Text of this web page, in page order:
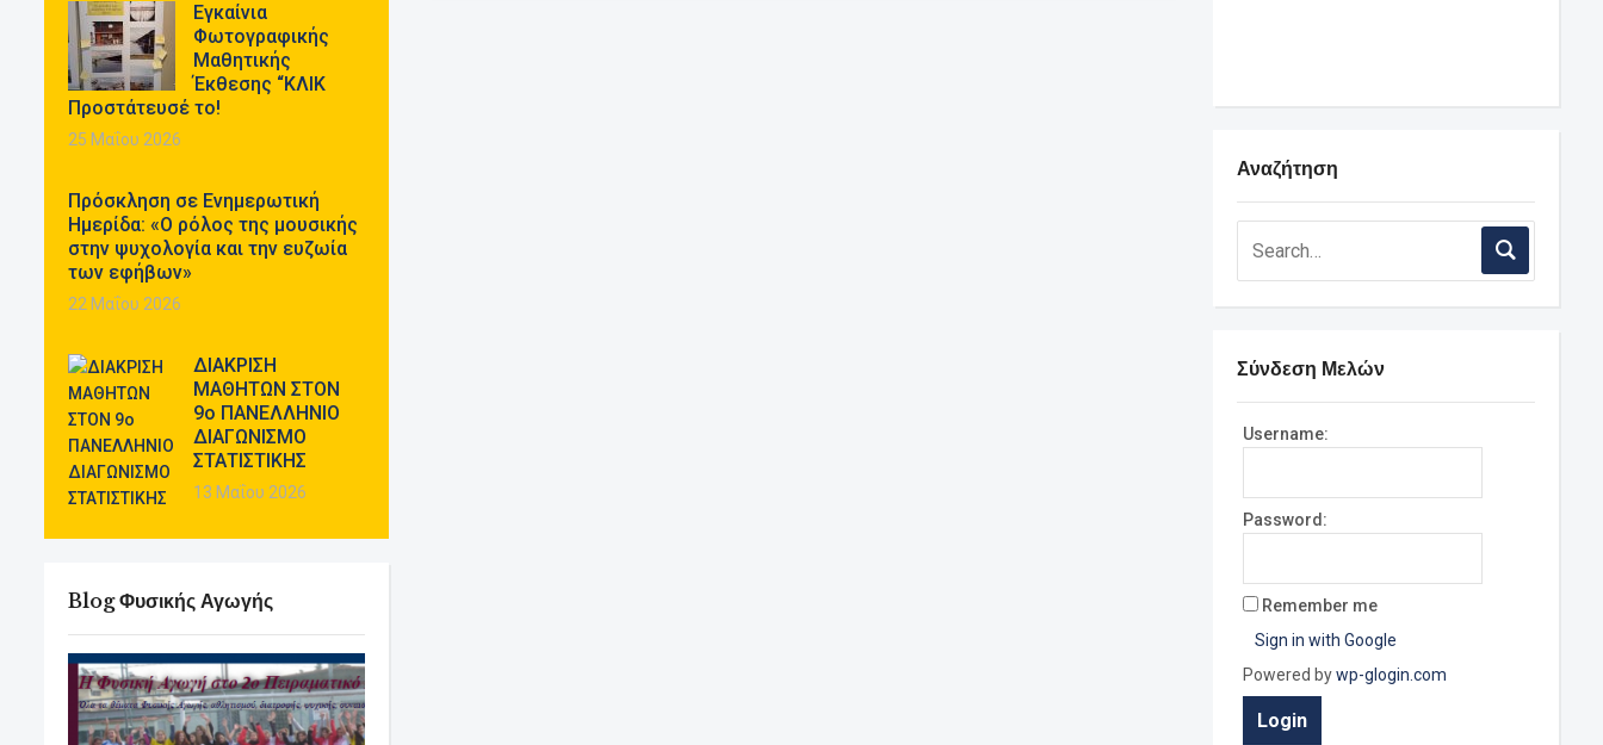
Εγκαίνια
Φωτογραφικής
Μαθητικής
Έκθεσης “ΚΛΙΚ
Προστάτευσέ το!
25 Μαΐου 2026
Πρόσκληση σε Ενημερωτική
Ημερίδα: «Ο ρόλος της μουσικής
στην ψυχολογία και την ευζωία
των εφήβων»
22 Μαΐου 2026
ΔΙΑΚΡΙΣΗ
ΜΑΘΗΤΩΝ ΣΤΟΝ
9ο ΠΑΝΕΛΛΗΝΙΟ
ΔΙΑΓΩΝΙΣΜΟ
ΣΤΑΤΙΣΤΙΚΗΣ
13 Μαΐου 2026
Blog Φυσικής Αγωγής
Αναζήτηση
Σύνδεση Μελών
Username:
Password:
Remember me
Sign in with Google
Powered bywp-glogin.com